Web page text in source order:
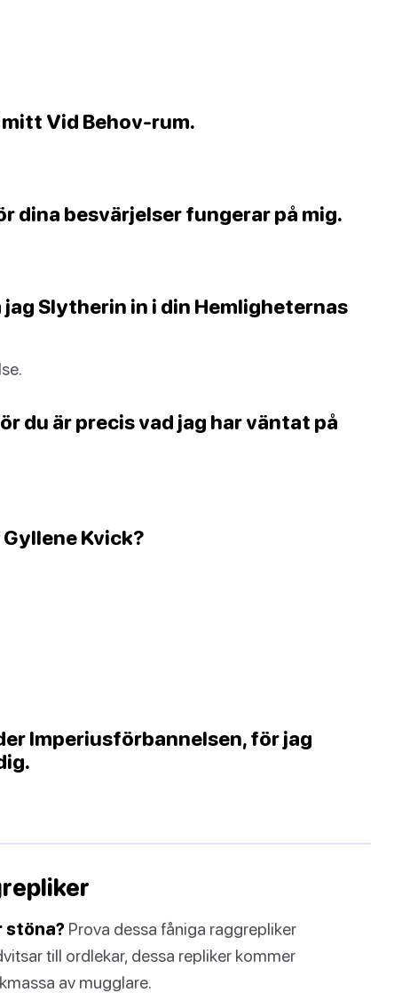
mitt Vid Behov-rum.
dina besvärjelser fungerar på mig.
Slytherin in i din Hemligheternas
du är precis vad jag har väntat på
Gyllene Kvick?
Imperiusförbannelsen, för jag
stöna? Prova dessa fåniga raggrepliker
till ordlekar, dessa repliker kommer
av mugglare.